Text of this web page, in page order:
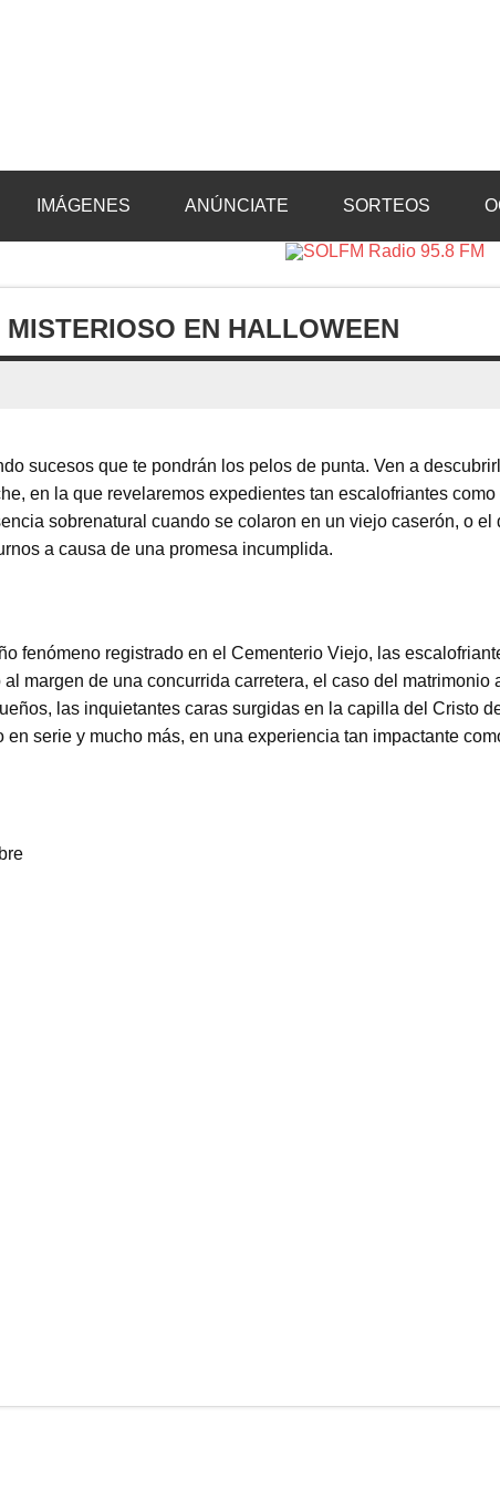
IMÁGENES ANÚNCIATE SORTEOS
EN HALLOWEEN
sucesos que te pondrán los pelos de punta. Ven a
en la que revelaremos expedientes tan escalofriantes
sobrenatural cuando se colaron en un viejo caserón, o el
a causa de una promesa incumplida.
fenómeno registrado en el Cementerio Viejo, las
margen de una concurrida carretera, el caso del matrimonio
las inquietantes caras surgidas en la capilla del Cristo
en serie y mucho más, en una experiencia tan impactante